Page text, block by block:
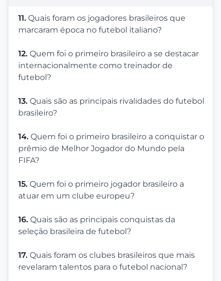
11. Quais foram os jogadores brasileiros que
marcaram época no futebol italiano?
12. Quem foi o primeiro brasileiro a se destacar
internacionalmente como treinador de
futebol?
13. Quais são as principais rivalidades do futebol
brasileiro?
14. Quem foi o primeiro brasileiro a conquistar o
prêmio de Melhor Jogador do Mundo pela
FIFA?
15. Quem foi o primeiro jogador brasileiro a
atuar em um clube europeu?
16. Quais são as principais conquistas da
seleção brasileira de futebol?
17. Quais foram os clubes brasileiros que mais
revelaram talentos para o futebol nacional?